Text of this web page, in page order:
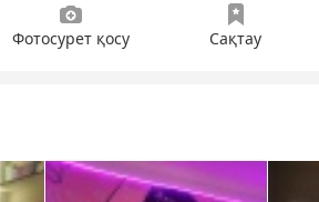
Фотосурет қосу Сақтау